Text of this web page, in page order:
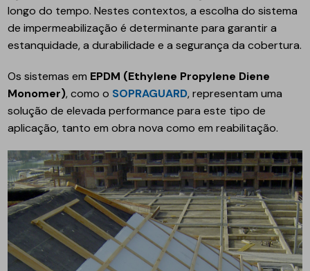
longo do tempo. Nestes contextos, a escolha do sistema
de impermeabilização é determinante para garantir a
estanquidade, a durabilidade e a segurança da cobertura.
Os sistemas em EPDM (Ethylene Propylene Diene
Monomer), como o SOPRAGUARD, representam uma
solução de elevada performance para este tipo de
aplicação, tanto em obra nova como em reabilitação.